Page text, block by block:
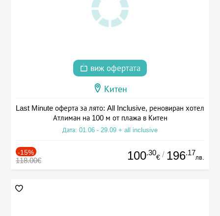
виж офертата
Китен
Last Minute оферта за лято: All Inclusive, реновиран хотел
Атлиман на 100 м от плажа в Китен
Дата: 01.06 - 29.09 + all inclusive
-15%
118.00€ 100.30
€ / 196.17
лв.